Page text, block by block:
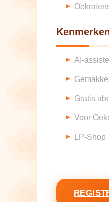
AI-
Gratis
Voor
LP-Shop